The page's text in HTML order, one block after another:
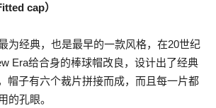
cap）
为经典，也是最早的一款风格，在20世纪
Era给合身的棒球帽改良，设计出了经典
帽子有六个裁片拼接而成，而且每一片都
的孔眼。